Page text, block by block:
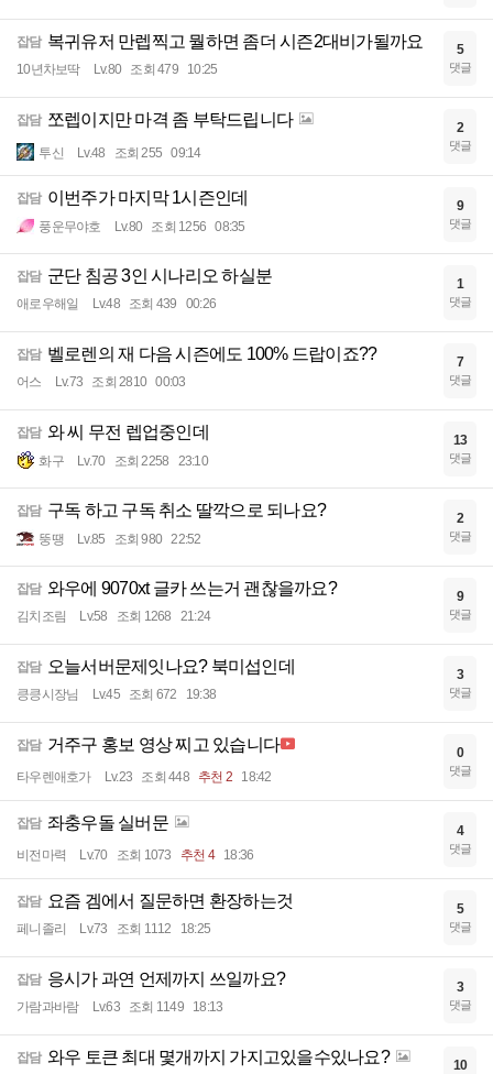
잡담 복귀유저 만렙찍고 뭘하면 좀더 시즌2대비가될까요
10년차보딱 Lv.80 조회 479 10:25
5
댓글
잡담 쪼렙이지만 마격 좀 부탁드립니다
투신 Lv.48 조회 255 09:14
2
댓글
잡담 이번주가 마지막 1시즌인데
풍운무야호 Lv.80 조회 1256 08:35
9
댓글
잡담 군단 침공 3인 시나리오 하실분
애로우해일 Lv.48 조회 439 00:26
1
댓글
잡담 벨로렌의 재 다음 시즌에도 100% 드랍이죠??
어스 Lv.73 조회 2810 00:03
7
댓글
잡담 와 씨 무전 렙업중인데
화구 Lv.70 조회 2258 23:10
13
댓글
잡담 구독 하고 구독 취소 딸깍으로 되나요?
뚱땡 Lv.85 조회 980 22:52
2
댓글
잡담 와우에 9070xt 글카 쓰는거 괜찮을까요?
김치조림 Lv.58 조회 1268 21:24
9
댓글
잡담 오늘서버문제잇나요? 북미섭인데
킁킁시장님 Lv.45 조회 672 19:38
3
댓글
잡담 거주구 홍보 영상 찌고 있습니다
타우렌애호가 Lv.23 조회 448 추천 2 18:42
0
댓글
잡담 좌충우돌 실버문
비전마력 Lv.70 조회 1073 추천 4 18:36
4
댓글
잡담 요즘 겜에서 질문하면 환장하는것
페니졸리 Lv.73 조회 1112 18:25
5
댓글
잡담 응시가 과연 언제까지 쓰일까요?
가람과바람 Lv.63 조회 1149 18:13
3
댓글
잡담 와우 토큰 최대 몇개까지 가지고있을수있나요? 10